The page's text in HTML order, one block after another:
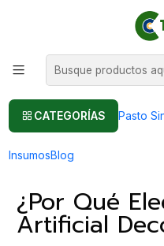
CATEGORÍAS Pasto
InsumosBlog
Pasto sintético
Césped Artificial
Césped Artificial
Mejor Opción
¿Por Qué
Artificial